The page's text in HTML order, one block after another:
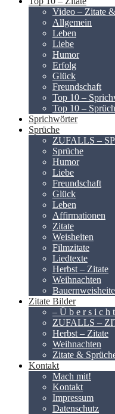
Video – Zitate
Allgemein
Leben
Liebe
Humor
Erfolg
Glück
Freundschaft
Top 10 –
Top 10 –
Sprichwörter
Sprüche
ZUFALLS –
Sprüche
Humor
Liebe
Freundschaft
Glück
Leben
Affirmationen
Zitate
Weisheiten
Filmzitate
Liedtexte
Herbst – Zitate
Weihnachten
Zitate Bilder
– Ü b e r s i c h
ZUFALLS –
Herbst – Zitate
Weihnachten
Zitate &
Kontakt
Mach mit!
Kontakt
Impressum
Datenschutz